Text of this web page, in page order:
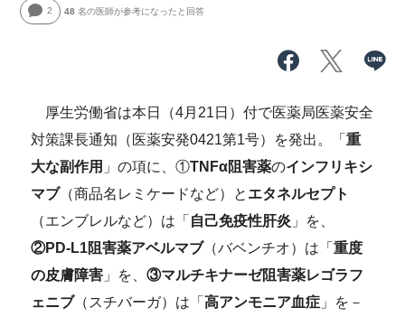
2 48 名の医師が参考になったと回答
厚生労働省は本日（4月21日）付で医薬局医薬安全
対策課長通知（医薬安発0421第1号）を発出。「重
大な副作用 」の項に、①TNFα阻害薬のインフリキシ
マブ（商品名レミケードなど）と エタネルセプト
（エンブレルなど）は「 自己免疫性肝炎 」を、
②PD-L1阻害薬アベルマブ（バベンチオ）は「重度
の皮膚障害 」を、③マルチキナーゼ阻害薬レゴラフ
ェニブ（スチバーガ）は「高アンモニア血症 」を－